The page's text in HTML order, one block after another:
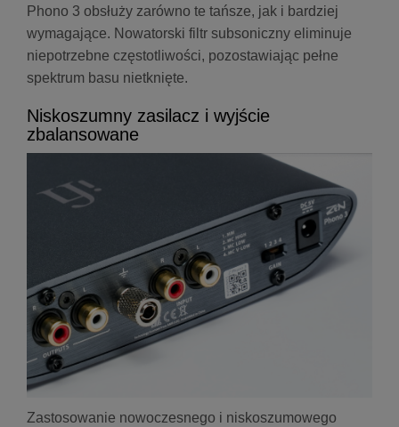
Phono 3 obsłuży zarówno te tańsze, jak i bardziej
wymagające. Nowatorski filtr subsoniczny eliminuje
niepotrzebne częstotliwości, pozostawiając pełne
spektrum basu nietknięte.
Niskoszumny zasilacz i wyjście
zbalansowane
Zastosowanie nowoczesnego i niskoszumowego